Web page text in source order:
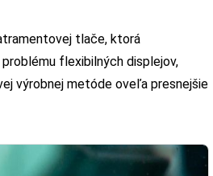
tlače, ktorá
flexibilných displejov,
výrobnej metóde oveľa presnejšie